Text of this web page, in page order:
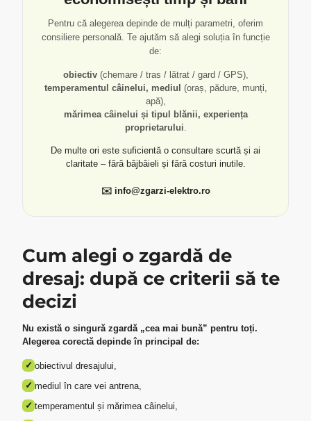
Pentru că alegerea depinde de mulți parametri, oferim
consiliere personală. Te ajutăm să alegi soluția în funcție
de:
obiectiv(chemare / tras / lătrat / gard / GPS),
temperamentul câinelui, mediul (oraș, pădure, munți,
apă),
mărimea câinelui și tipul blănii, experiența
proprietarului
De multe ori este suficientă o consultare scurtă și ai
claritate – fără bâjbâieli și fără costuri inutile.
✉️ info@zgarzi-elektro.ro
Cum alegi o zgardă de
dresaj: după ce criterii să te
decizi
Nu există o singură zgardă „cea mai bună” pentru toți.
Alegerea corectă depinde în principal de:
✓ obiectivul dresajului,
✓ mediul în care vei antrena,
✓ temperamentul și mărimea câinelui,